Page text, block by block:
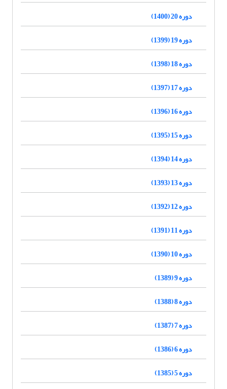
دوره 20 (1400)
دوره 19 (1399)
دوره 18 (1398)
دوره 17 (1397)
دوره 16 (1396)
دوره 15 (1395)
دوره 14 (1394)
دوره 13 (1393)
دوره 12 (1392)
دوره 11 (1391)
دوره 10 (1390)
دوره 9 (1389)
دوره 8 (1388)
دوره 7 (1387)
دوره 6 (1386)
دوره 5 (1385)